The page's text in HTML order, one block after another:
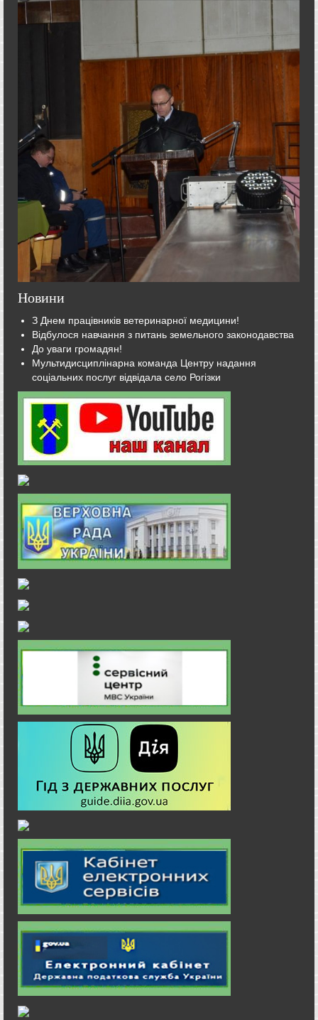
Новини
З Днем працівників ветеринарної медицини!
Відбулося навчання з питань земельного законодавства
До уваги громадян!
Мультидисциплінарна команда Центру надання
соціальних послуг відвідала село Рогізки